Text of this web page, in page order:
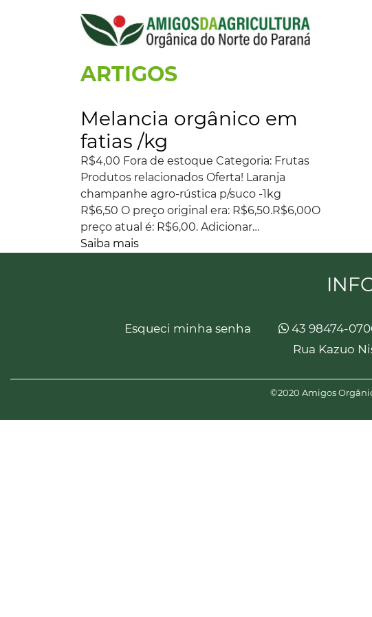
ARTIGOS
Melancia orgânico em
fatias /kg
R$4,00 Fora de estoque Categoria: Frutas
Produtos relacionados Oferta! Laranja
champanhe agro-rústica p/suco -1kg
R$6,50 O preço original era: R$6,50.R$6,00O
preço atual é: R$6,00. Adicionar…
Saiba mais
Esqueci minha senha 43 98474-
Rua Kazuo
©2020 Amigos